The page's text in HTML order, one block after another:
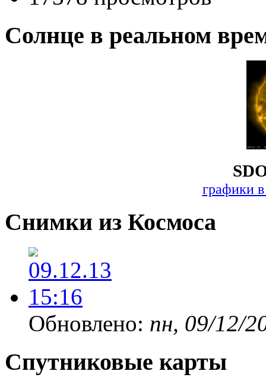
Солнце в реальном
графики
Снимки из Космоса
Обновлено: пн, 09/12/
Спутниковые карты